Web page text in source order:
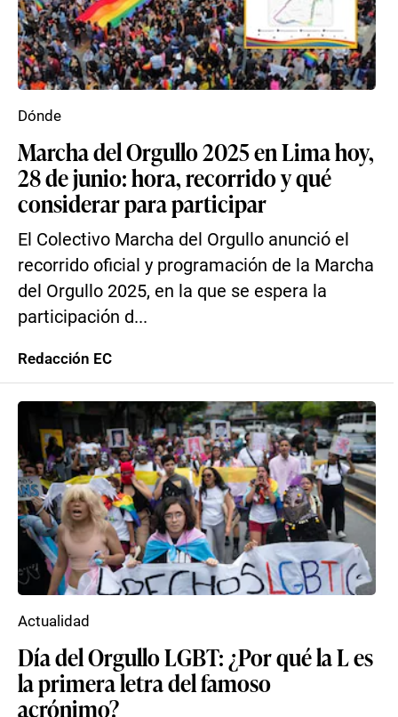
Marcha del Orgullo 2025 en Lima hoy,
28 de junio: hora, recorrido y qué
considerar para participar
El Colectivo Marcha del Orgullo anunció el
recorrido oficial y programación de la Marcha
del Orgullo 2025, en la que se espera la
participación d...
Dónde
Redacción EC
Día del Orgullo LGBT: ¿Por qué la L es
la primera letra del famoso
acrónimo?
Actualidad